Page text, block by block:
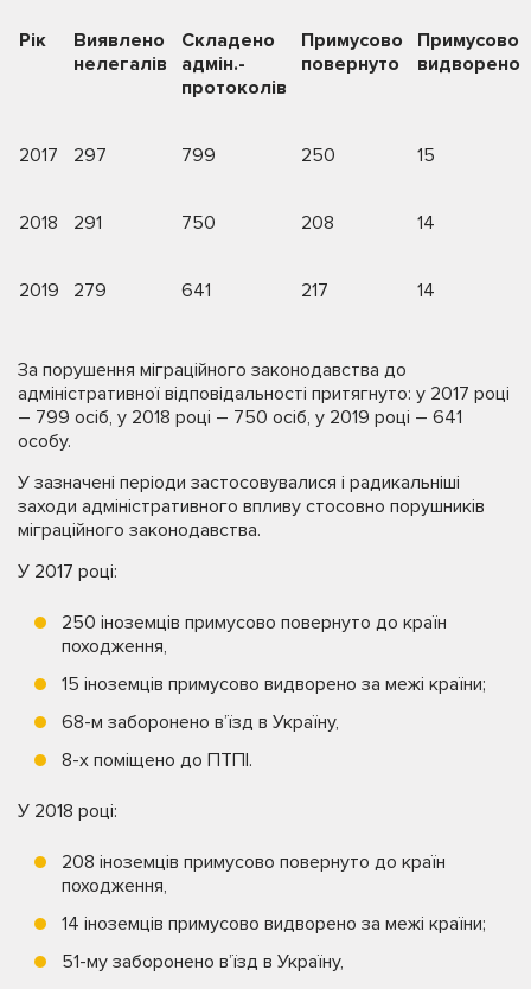
Рік
Виявлено
нелегалів
Складено
адмін.-
протоколів
Примусово
повернуто
Примусово
видворено
2017 297 799 250 15
2018 291 750 208 14
2019 279 641 217 14
За порушення міграційного законодавства до
адміністративної відповідальності притягнуто: у 2017 році
– 799 осіб, у 2018 році – 750 осіб, у 2019 році – 641
особу.
У зазначені періоди застосовувалися і радикальніші
заходи адміністративного впливу стосовно порушників
міграційного законодавства.
У 2017 році:
250 іноземців примусово повернуто до країн
походження,
15 іноземців примусово видворено за межі країни;
68-м заборонено в’їзд в Україну,
8-х поміщено до ПТПІ.
У 2018 році:
208 іноземців примусово повернуто до країн
походження,
14 іноземців примусово видворено за межі країни;
51-му заборонено в’їзд в Україну,